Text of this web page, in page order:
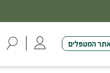
המטפלים